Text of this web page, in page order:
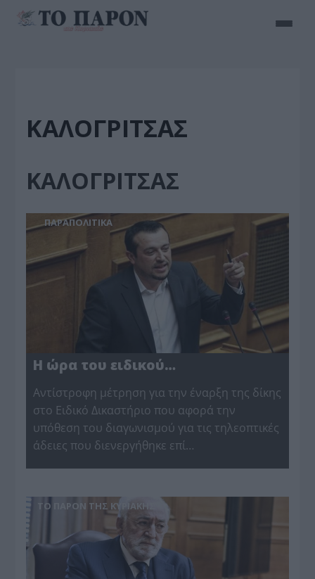
ΚΑΛΟΓΡΙΤΣΑΣ
ΚΑΛΟΓΡΙΤΣΑΣ
ΠΑΡΑΠΟΛΙΤΙΚΑ
Η ώρα του ειδικού…
Αντίστροφη μέτρηση για την έναρξη της δίκης
στο Ειδικό Δικαστήριο που αφορά την
υπόθεση του διαγωνισμού για τις τηλεοπτικές
άδειες που διενεργήθηκε επί…
ΤΟ ΠΑΡΟΝ ΤΗΣ ΚΥΡΙΑΚΗΣ